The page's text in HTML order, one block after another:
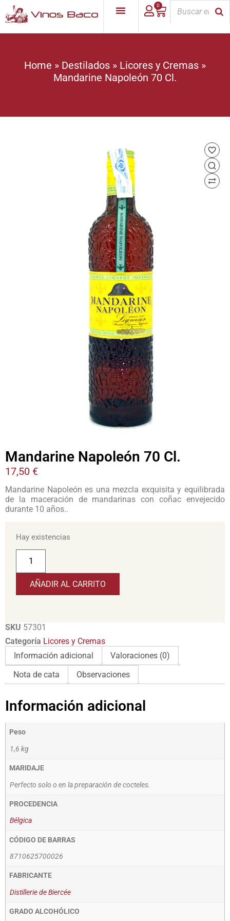
0
Home » Destilados » Licores y Cremas »
Mandarine Napoleón 70 Cl.
Mandarine Napoleón 70 Cl.
17,50 €
Mandarine Napoleón es una mezcla exquisita y equilibrada
de la maceración de mandarinas con coñac envejecido
durante 10 años..
Hay existencias
AÑADIR AL CARRITO
SKU 57301
Categoría Licores y Cremas
Información adicional
Valoraciones (0)
Nota de cata
Observaciones
Información adicional
Peso
1,6 kg
MARIDAJE
Perfecto solo o en la preparación de cocteles.
PROCEDENCIA
Bélgica
CÓDIGO DE BARRAS
8710625700026
FABRICANTE
Distillerie de Biercée
GRADO ALCOHÓLICO